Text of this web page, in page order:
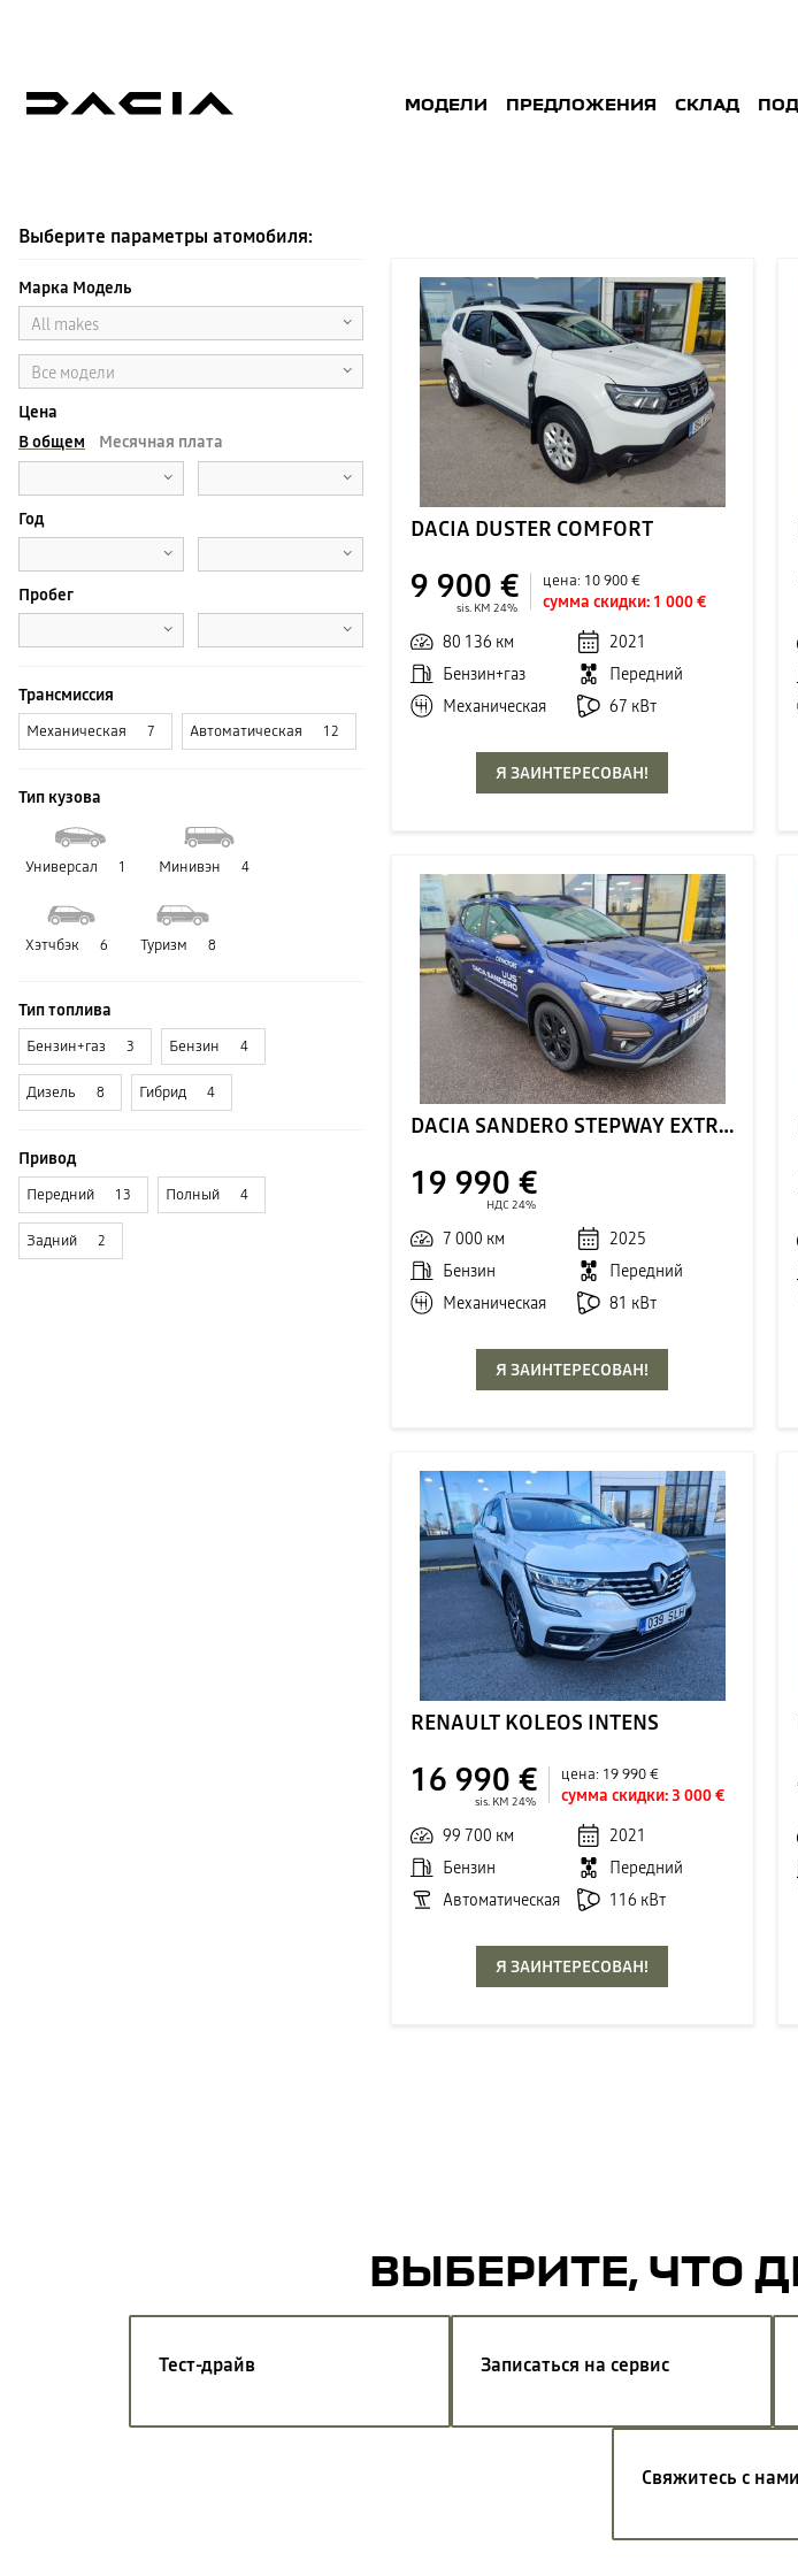
МОДЕЛИ ПРЕДЛОЖЕНИЯ СКЛАД
ПОДЕРЖАННЫE
Выберите параметры атомобиля:
Марка Модель
All makes
Все модели
Цена
В общем
Месячная плата
Год
Пробег
Трансмиссия
Механическая 7 Автоматическая 12
Тип кузова
Универсал 1 Минивэн 4
Хэтчбэк 6 Туризм 8
Тип топлива
Бензин+газ 3 Бензин 4
Дизель 8 Гибрид 4
Привод
Передний 13 Полный 4
Задний 2
DACIA DUSTER COMFORT
9 900 €
sis. KM 24%
цена: 10 900 €
сумма скидки: 1 000 €
80 136 км
2021
Бензин+газ
Передний
Механическая
67 кВт
Я ЗАИНТЕРЕСОВАН!
DACIA SANDERO STEPWAY EXTREME
19 990 €
НДС 24%
7 000 км
2025
Бензин
Передний
Механическая
81 кВт
Я ЗАИНТЕРЕСОВАН!
RENAULT KOLEOS INTENS
16 990 €
sis. KM 24%
цена: 19 990 €
сумма скидки:3 000 €
99 700 км
2021
Бензин
Передний
Автоматическая
116 кВт
Я ЗАИНТЕРЕСОВАН!
ВЫБЕРИТЕ, ЧТО
Тест-драйв Записаться на сервис
Свяжитесь с нами